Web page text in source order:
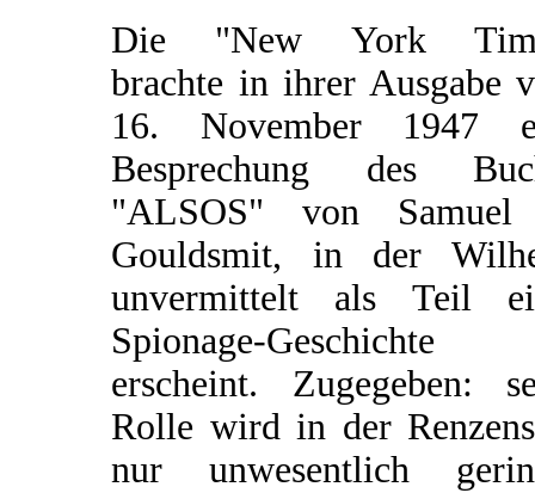
Die "New York
brachte in ihrer Ausgabe
16. November 1947
Besprechung des
"ALSOS" von
Gouldsmit, in der
unvermittelt als Teil
Spionage-Geschichte
erscheint. Zugegeben:
Rolle wird in der
nur unwesentlich